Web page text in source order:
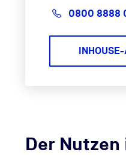
Der
0800 8888